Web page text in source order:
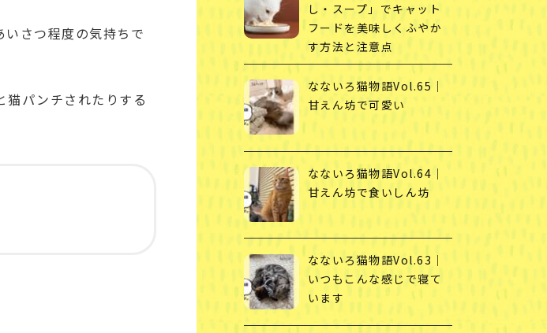
さつ程度の気持ちで
猫パンチされたりする
し・スープ」でキャット
フードを美味しくふやか
す方法と注意点
なないろ猫物語Vol.65｜
甘えん坊で可愛い
なないろ猫物語Vol.64｜
甘えん坊で食いしん坊
なないろ猫物語Vol.63｜
いつもこんな感じで寝て
います